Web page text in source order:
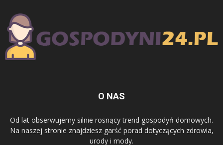
O NAS
Od lat obserwujemy silnie rosnący trend gospodyń domowych.
Na naszej stronie znajdziesz garść porad dotyczących zdrowia,
urody i mody.